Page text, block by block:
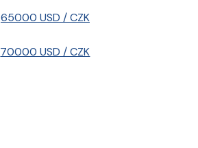
65000 USD / CZK
70000 USD / CZK